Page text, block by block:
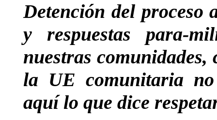
Detención del
y respuestas para-
nuestras
la UE comunitaria
aquí lo que dice